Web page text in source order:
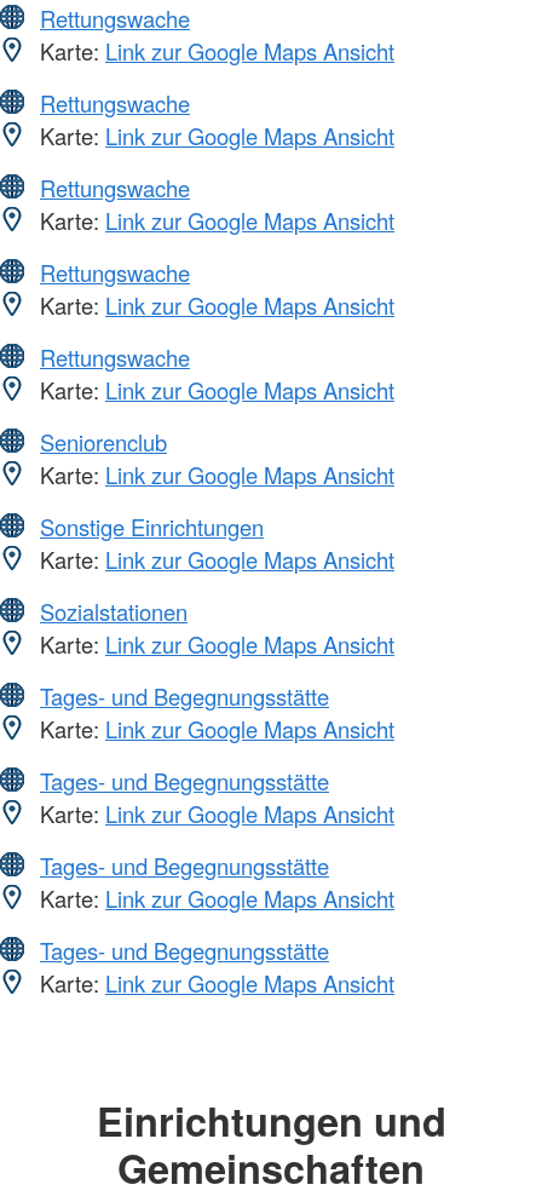
Rettungswache
Karte: Link zur Google Maps Ansicht
Rettungswache
Karte: Link zur Google Maps Ansicht
Rettungswache
Karte: Link zur Google Maps Ansicht
Rettungswache
Karte: Link zur Google Maps Ansicht
Rettungswache
Karte: Link zur Google Maps Ansicht
Seniorenclub
Karte: Link zur Google Maps Ansicht
Sonstige Einrichtungen
Karte: Link zur Google Maps Ansicht
Sozialstationen
Karte: Link zur Google Maps Ansicht
Tages- und Begegnungsstätte
Karte: Link zur Google Maps Ansicht
Tages- und Begegnungsstätte
Karte: Link zur Google Maps Ansicht
Tages- und Begegnungsstätte
Karte: Link zur Google Maps Ansicht
Tages- und Begegnungsstätte
Karte: Link zur Google Maps Ansicht
Einrichtungen und
Gemeinschaften